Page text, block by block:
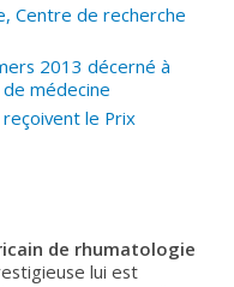
Centre de recherche
2013 décerné à
médecine
le Prix
de rhumatologie
lui est